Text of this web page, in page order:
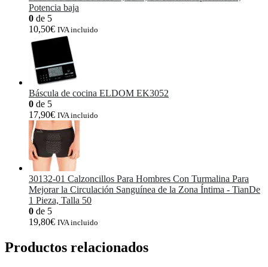
Potencia baja
0 de 5
10,50€ IVA incluido
Báscula de cocina ELDOM EK3052
0 de 5
17,90€ IVA incluido
30132-01 Calzoncillos Para Hombres Con Turmalina Para
Mejorar la Circulación Sanguínea de la Zona Íntima - TianDe
1 Pieza, Talla 50
0 de 5
19,80€ IVA incluido
Productos relacionados